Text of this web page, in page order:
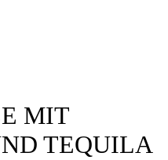
MIT
TEQUILA